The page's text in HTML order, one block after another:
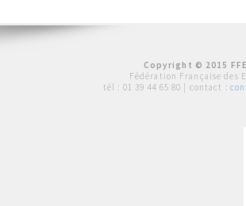
Copyright © 2015
Fédération Française des
tél : 01 39 44 65 80 | contact :